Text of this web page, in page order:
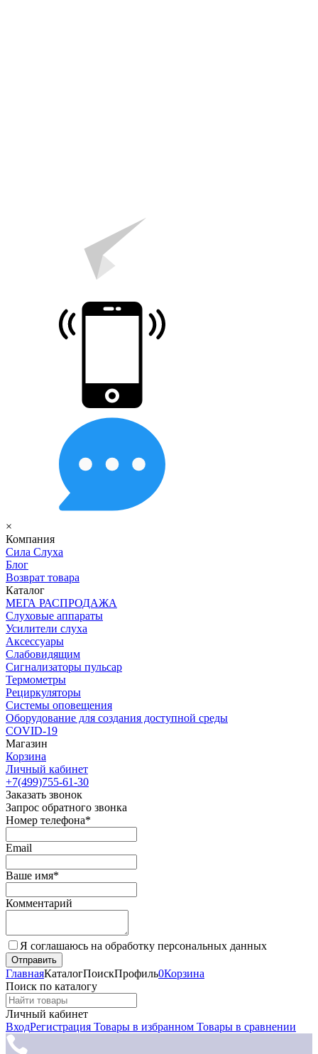
×
Компания
Сила Слуха
Блог
Возврат товара
Каталог
МЕГА РАСПРОДАЖА
Слуховые аппараты
Усилители слуха
Аксессуары
Слабовидящим
Сигнализаторы пульсар
Термометры
Рециркуляторы
Cистемы оповещения
Оборудование для создания доступной среды
COVID-19
Магазин
Корзина
Личный кабинет
+7(499)755-61-30
Заказать звонок
Запрос обратного звонка
Номер телефона*
Email
Ваше имя*
Комментарий
Я соглашаюсь на обработку персональных данных
ГлавнаяКаталогПоискПрофиль0Корзина
Поиск по каталогу
Личный кабинет
ВходРегистрация Товары в избранном Товары в сравнении